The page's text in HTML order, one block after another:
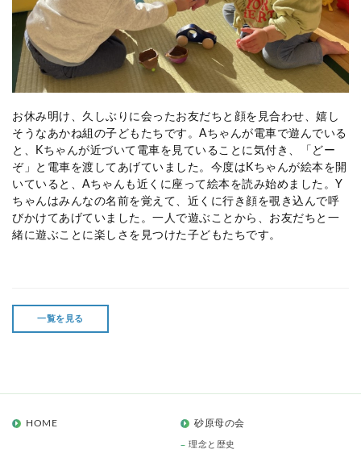
お休み明け、久しぶりに会ったお友だちと顔を見合わせ、嬉し
そうなあかね組の子どもたちです。Aちゃんが電車で遊んでいる
と、Kちゃんが近づいて電車を見ていることに気付き、「どー
ぞ」と電車を渡してあげていました。今度はKちゃんが絵本を開
いていると、Aちゃんも近くに座って絵本を読み始めました。Y
ちゃんはみんなの名前を覚えて、近くに行き顔を覗き込んで呼
びかけてあげていました。一人で遊ぶことから、お友だちと一
緒に遊ぶことに楽しさを見つけた子どもたちです。
一覧を見る
HOME 砂原母の会
理念と歴史